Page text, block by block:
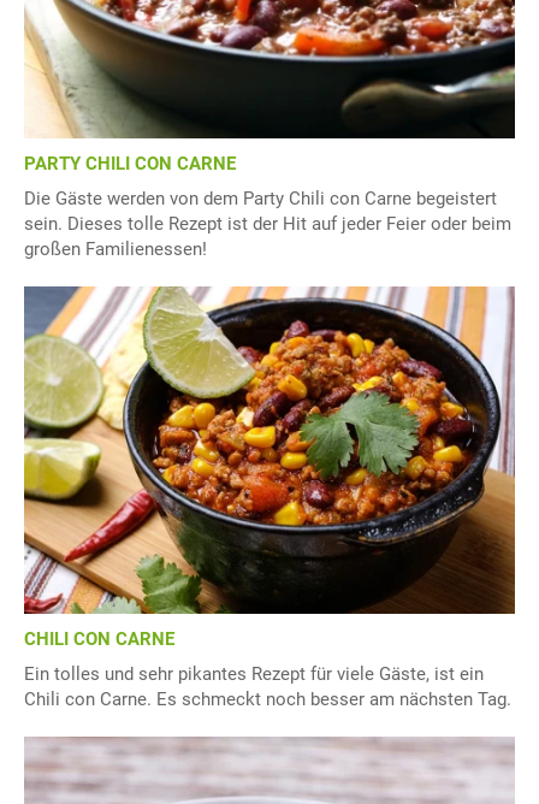
PARTY CHILI CON CARNE
Die Gäste werden von dem Party Chili con Carne begeistert
sein. Dieses tolle Rezept ist der Hit auf jeder Feier oder beim
großen Familienessen!
CHILI CON CARNE
Ein tolles und sehr pikantes Rezept für viele Gäste, ist ein
Chili con Carne. Es schmeckt noch besser am nächsten Tag.